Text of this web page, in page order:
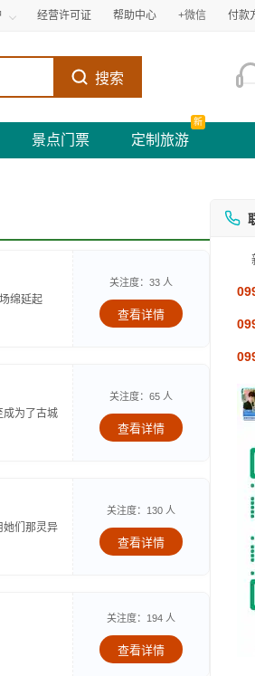
经营许可证 帮助中心 +微信 付款
搜索
景点门票 定制旅游
新
绵延起
关注度：33 人
查看详情
成为了古城
关注度：65 人
查看详情
她们那灵异
关注度：130 人
查看详情
关注度：194 人
查看详情